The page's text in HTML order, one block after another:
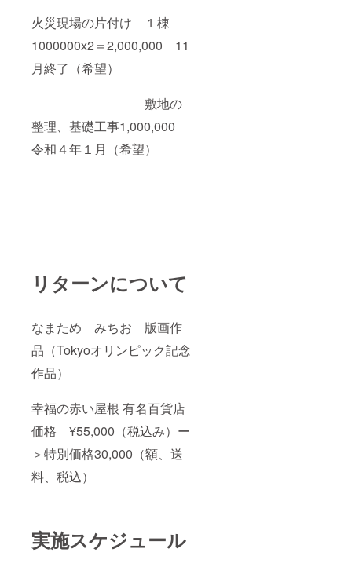
火災現場の片付け １棟
1000000x2＝2,000,000 11
月終了（希望）
敷地の
整理、基礎工事1,000,000
令和４年１月（希望）
リターンについて
なまため みちお 版画作
品（Tokyoオリンピック記念
作品）
幸福の赤い屋根 有名百貨店
価格 ¥55,000（税込み）ー
＞特別価格30,000（額、送
料、税込）
実施スケジュール